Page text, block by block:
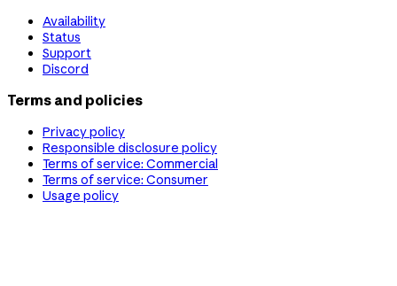
Availability
Status
Support
Discord
Terms and policies
Privacy policy
Responsible disclosure policy
Terms of service: Commercial
Terms of service: Consumer
Usage policy